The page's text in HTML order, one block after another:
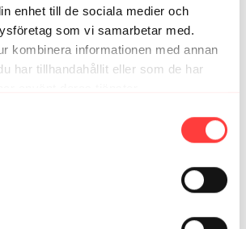
enhet till de sociala medier och
som vi samarbetar med.
kombinera informationen med annan
har tillhandahållit eller som de har
i en härlig kombo inför natten 🤍
Jag önskar mig fler bolsteryogapass
gånger jag kört denna klass men